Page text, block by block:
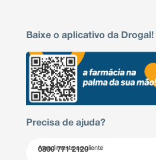
Baixe o aplicativo da Drogal!
Precisa de ajuda?
Atendimento ao cliente
0800 771 2120